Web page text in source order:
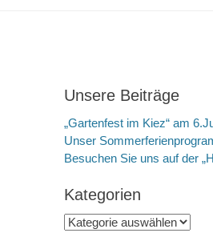
Unsere Beiträge
„Gartenfest im Kiez“ am
Unser
Besuchen Sie uns auf der
Kategorien
Kategorien